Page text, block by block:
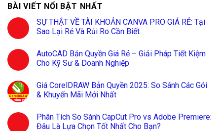
BÀI VIẾT NỔI BẬT NHẤT
SỰ THẬT VỀ TÀI KHOẢN CANVA PRO GIÁ RẺ: Tại
Sao Lại Rẻ Và Rủi Ro Cần Biết
AutoCAD Bản Quyền Giá Rẻ – Giải Pháp Tiết Kiệm
Cho Kỹ Sư & Doanh Nghiệp
Giá CorelDRAW Bản Quyền 2025: So Sánh Các Gói
& Khuyến Mãi Mới Nhất
Phân Tích So Sánh CapCut Pro vs Adobe Premiere:
Đâu Là Lựa Chọn Tốt Nhất Cho Bạn?